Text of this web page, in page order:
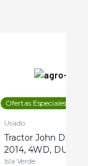
Ofertas Especiales
Usado
Tractor John Deere
2014, 4WD, DUAL
Isla Verde